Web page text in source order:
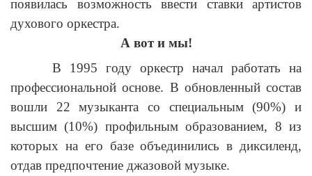
появилась возможность ввести ставки артистов
духового оркестра.
А вот и мы!
В 1995 году оркестр начал работать на
профессиональной основе. В обновленный состав
вошли 22 музыканта со специальным (90%) и
высшим (10%) профильным образованием, 8 из
которых на его базе объединились в диксиленд,
отдав предпочтение джазовой музыке.